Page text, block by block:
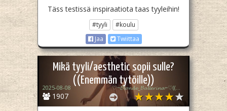
Täss testissä inspiraatiota taas tyyleihin!
#tyyli
#koulu
Jaa
Twiittaa
Mikä tyyli/aesthetic sopii sulle?
((Enemmän tytöille))
1907
2025-08-08 ♡~𝓑𝓵𝓸𝓷𝓭𝓮_𝓑𝓪𝓵𝓵𝓮𝓻𝓲𝓷𝓪~♡((Aka;Kilppari))